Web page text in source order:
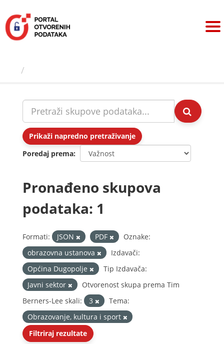
sadržaj
Prikaži napredno pretraživanje
Poredaj prema
Pronađeno skupova
podataka: 1
Formati: JSON PDF
Oznake:
obrazovna ustanova
Izdavači:
Općina Dugopolje
Tip Izdavača:
Javni sektor
Otvorenost skupa prema Tim
Berners-Lee skali:
3
Tema:
Obrazovanje, kultura i sport
Filtriraj rezultate